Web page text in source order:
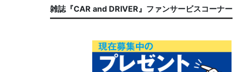
雑誌『CAR and DRIVER』ファンサービスコーナー